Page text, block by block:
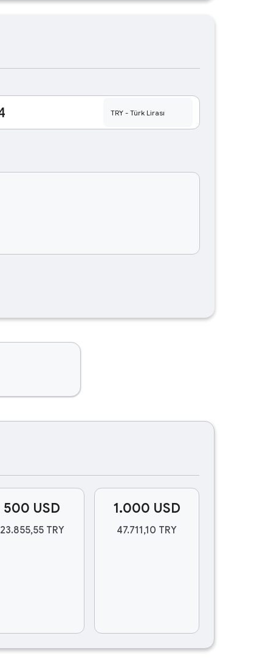
500 USD
23.855,55 TRY
1.000 USD
47.711,10 TRY